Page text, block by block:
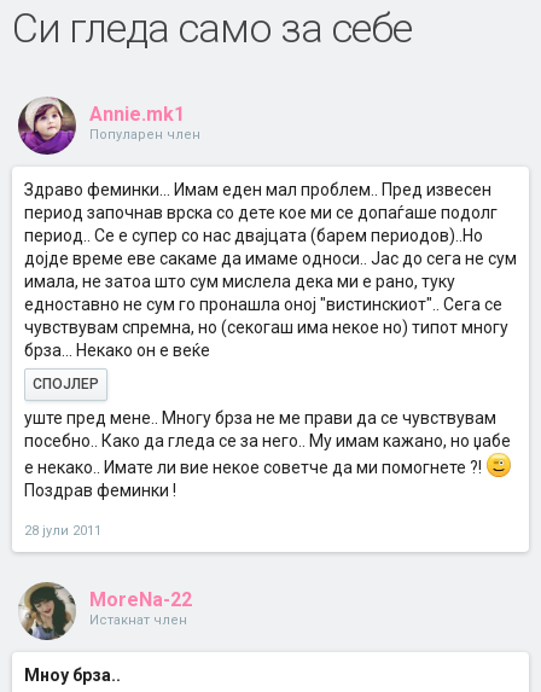
Си гледа само за себе
Annie.mk1
Популарен член
Здраво феминки... Имам еден мал проблем.. Пред извесен
период започнав врска со дете кое ми се допаѓаше подолг
период.. Се е супер со нас двајцата (барем периодов)..Но
дојде време еве сакаме да имаме односи.. Јас до сега не сум
имала, не затоа што сум мислела дека ми е рано, туку
едноставно не сум го пронашла оној "вистинскиот".. Сега се
чувствувам спремна, но (секогаш има некое но) типот многу
брза... Некако он е веќе
СПОЈЛЕР
уште пред мене.. Многу брза не ме прави да се чувствувам
посебно.. Како да гледа се за него.. Му имам кажано, но џабе
е некако.. Имате ли вие некое советче да ми помогнете ?!
Поздрав феминки !
28 јули 2011
MoreNa-22
Истакнат член
Мноу брза..